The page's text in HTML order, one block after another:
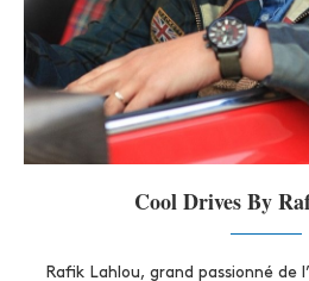
Cool Drives By
Rafik Lahlou, grand passionné de